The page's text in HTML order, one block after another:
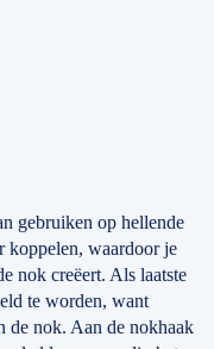
gebruiken op hellende
koppelen, waardoor je
nok creëert. Als laatste
te worden, want
de nok. Aan de nokhaak